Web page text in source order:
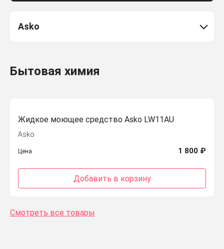
Asko
Бытовая химия
Жидкое моющее средство Asko LW11AU
Asko
Цена 1 800 ₽
Добавить в корзину
Смотреть все товары